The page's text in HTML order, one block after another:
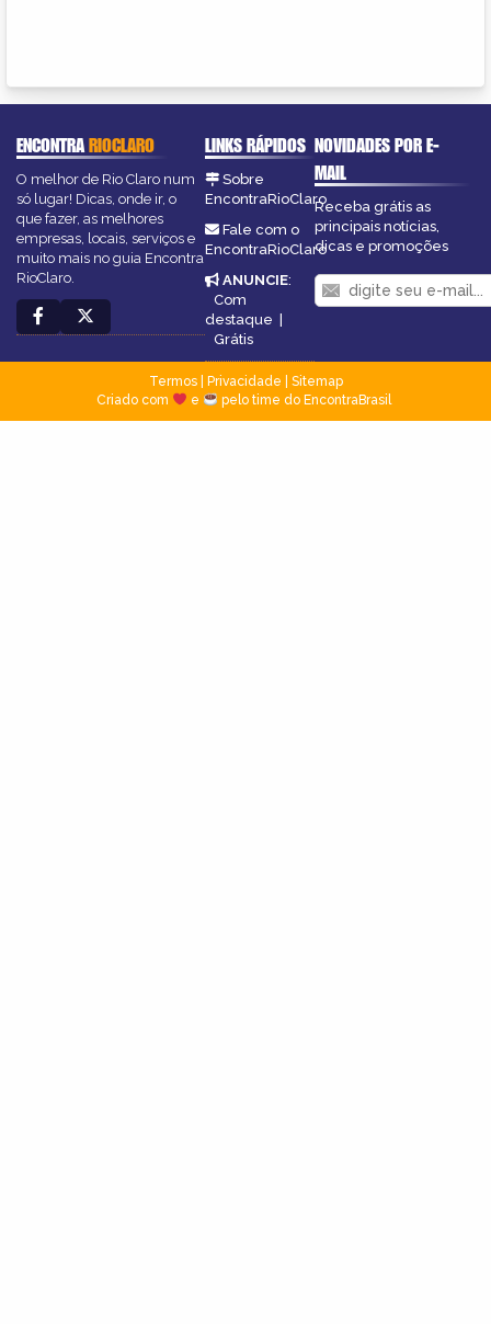
ENCONTRARIOCLARO
O melhor de Rio Claro num
só lugar! Dicas, onde ir, o
que fazer, as melhores
empresas, locais, serviços e
muito mais no guia Encontra
RioClaro.
LINKS RÁPIDOS
Sobre
EncontraRioClaro
Fale com o
EncontraRioClaro
ANUNCIE:
Com
destaque |
Grátis
NOVIDADES POR E-
MAIL
Receba grátis as
principais notícias,
dicas e promoções
Termos| Privacidade
Sitemap
Criado com
e pelo time do EncontraBrasil